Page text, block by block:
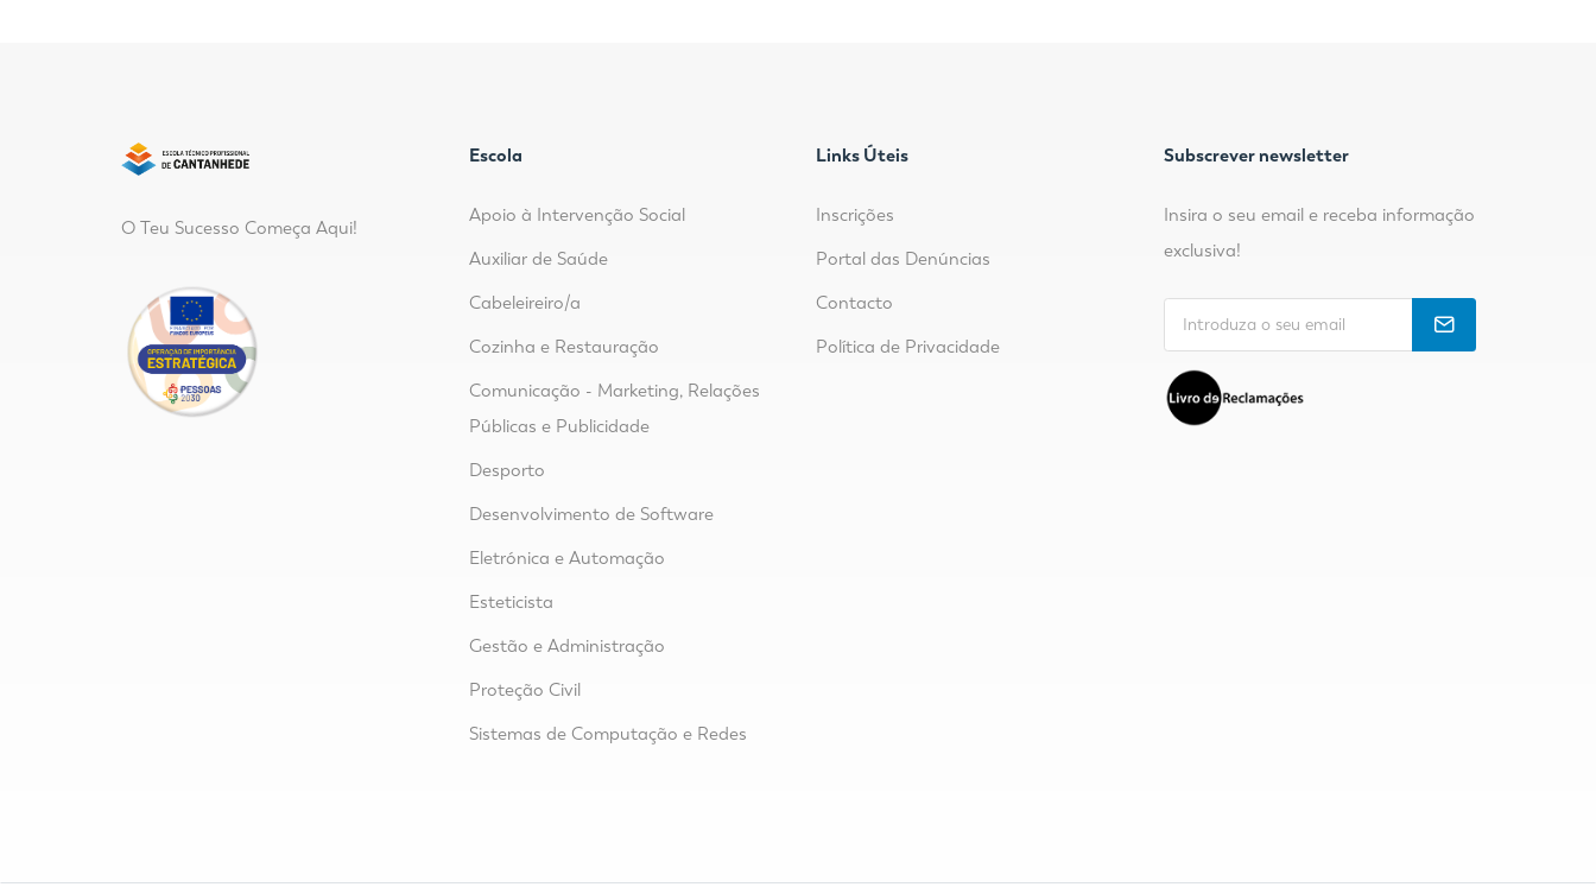
O Teu Sucesso Começa Aqui!
Escola
Apoio à Intervenção Social
Auxiliar de Saúde
Cabeleireiro/a
Cozinha e Restauração
Comunicação - Marketing, Relações
Públicas e Publicidade
Desporto
Desenvolvimento de Software
Eletrónica e Automação
Esteticista
Gestão e Administração
Proteção Civil
Sistemas de Computação e Redes
Links Úteis
Inscrições
Portal das Denúncias
Contacto
Política de Privacidade
Subscrever newsletter
Insira o seu email e receba informação
exclusiva!